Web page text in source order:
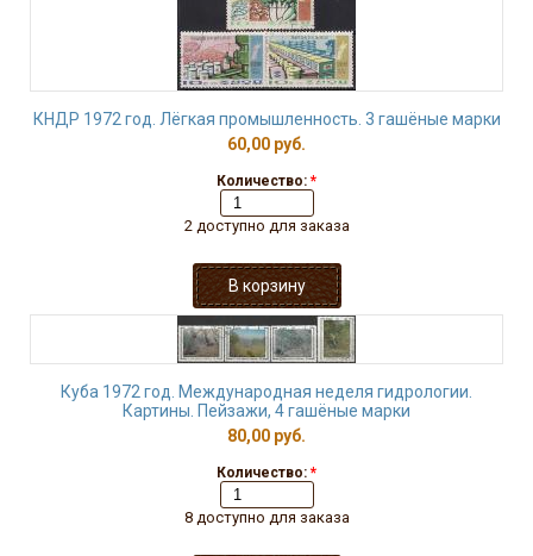
КНДР 1972 год. Лёгкая промышленность. 3 гашёные марки
60,00 руб.
Количество: *
2 доступно для заказа
Куба 1972 год. Международная неделя гидрологии.
Картины. Пейзажи, 4 гашёные марки
80,00 руб.
Количество: *
8 доступно для заказа